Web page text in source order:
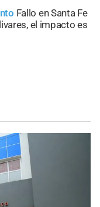
Fallo en Santa Fe
el impacto es